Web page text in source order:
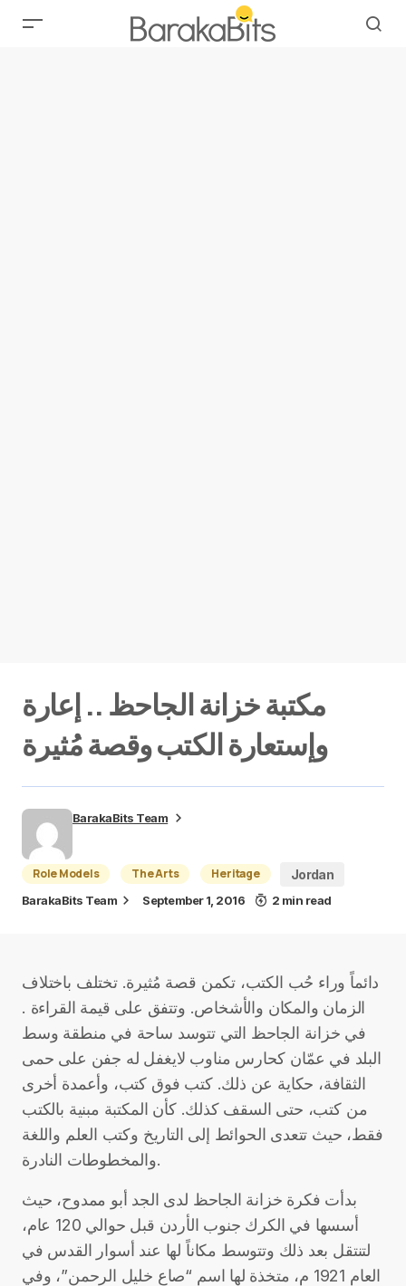
مكتبة خزانة الجاحظ .. إعارة
وإستعارة الكتب وقصة مُثيرة
BarakaBits Team
Role Models The Arts Heritage Jordan
BarakaBits Team September 1, 2016 2 min read
دائماً وراء حُب الكتب، تكمن قصة مُثيرة. تختلف باختلاف
الزمان والمكان والأشخاص. وتتفق على قيمة القراءة .
في خزانة الجاحظ التي تتوسد ساحة في منطقة وسط
البلد في عمّان كحارس مناوب لايغفل له جفن على حمى
الثقافة، حكاية عن ذلك. كتب فوق كتب، وأعمدة أخرى
من كتب، حتى السقف كذلك. كأن المكتبة مبنية بالكتب
فقط، حيث تتعدى الحوائط إلى التاريخ وكتب العلم واللغة
والمخطوطات النادرة.
بدأت فكرة خزانة الجاحظ لدى الجد أبو ممدوح، حيث
أسسها في الكرك جنوب الأردن قبل حوالي 120 عام،
لتنتقل بعد ذلك وتتوسط مكاناً لها عند أسوار القدس في
العام 1921 م، متخذة لها اسم “صاع خليل الرحمن”، وفي